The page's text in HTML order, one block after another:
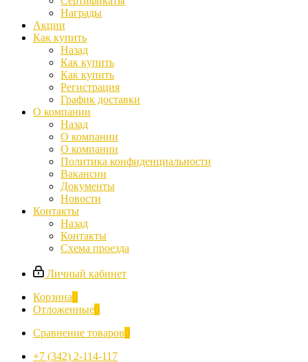
Награды
Акции
Как купить
Назад
Как купить
Как купить
Регистрация
График доставки
О компании
Назад
О компании
О компании
Политика конфиденциальности
Вакансии
Документы
Новости
Контакты
Назад
Контакты
Схема проезда
Личный кабинет
Корзина0
Отложенные0
Сравнение товаров0
+7 (342) 2-114-117